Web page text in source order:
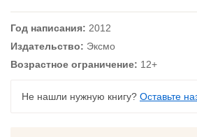
Год написания: 2012
Издательство: Эксмо
Возрастное ограничение: 12+
Не нашли нужную книгу? Оставьте